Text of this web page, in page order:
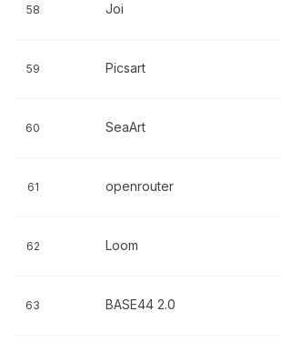
58 Joi
59 Picsart
60 SeaArt
61 openrouter
62 Loom
63 BASE44 2.0